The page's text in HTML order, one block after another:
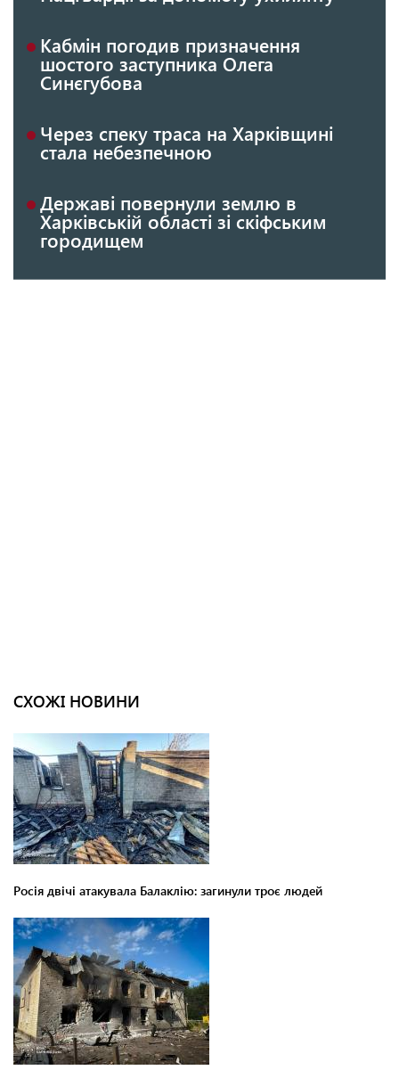
Кабмін погодив призначення
шостого заступника Олега
Синєгубова
Через спеку траса на Харківщині
стала небезпечною
Державі повернули землю в
Харківській області зі скіфським
городищем
СХОЖІ НОВИНИ
Росія двічі атакувала Балаклію: загинули троє людей